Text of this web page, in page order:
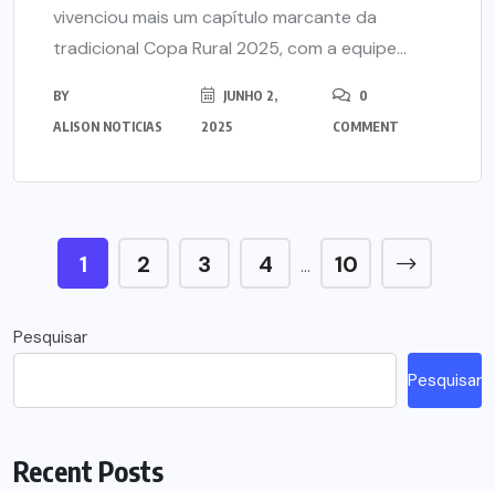
vivenciou mais um capítulo marcante da
tradicional Copa Rural 2025, com a equipe...
BY
ALISON NOTICIAS
JUNHO 2,
2025
0
COMMENT
1 2 3 4 … 10
Pesquisar
Pesquisar
Recent Posts